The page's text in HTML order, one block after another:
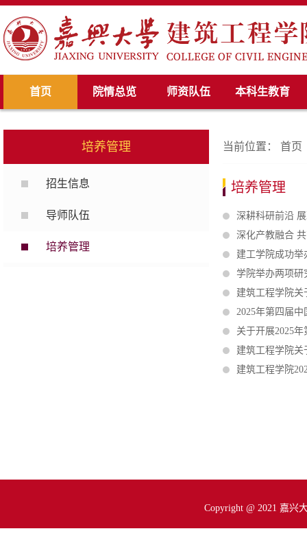
首页 院情总览 师资队伍 本科生教育
培养管理
招生信息
导师队伍
培养管理
当前位置： 首页
培养管理
深耕科研前沿
深化产教融合
建工学院成功举
学院举办两项研
建筑工程学院关
2025年第四届
关于开展2025
建筑工程学院关
建筑工程学院
Copyright @ 2021 嘉